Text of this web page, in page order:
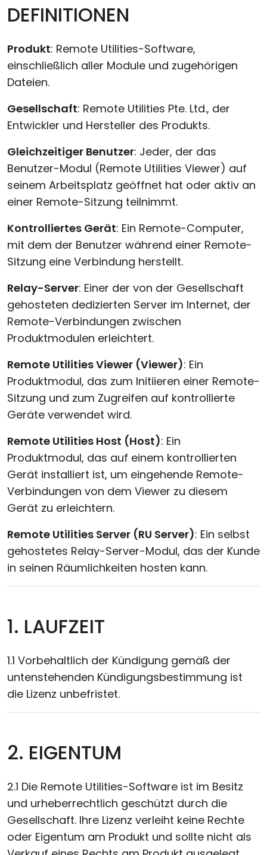
DEFINITIONEN
Produkt: Remote Utilities-Software,
einschließlich aller Module und zugehörigen
Dateien.
Gesellschaft: Remote Utilities Pte. Ltd., der
Entwickler und Hersteller des Produkts.
Gleichzeitiger Benutzer: Jeder, der das
Benutzer-Modul (Remote Utilities Viewer) auf
seinem Arbeitsplatz geöffnet hat oder aktiv an
einer Remote-Sitzung teilnimmt.
Kontrolliertes Gerät: Ein Remote-Computer,
mit dem der Benutzer während einer Remote-
Sitzung eine Verbindung herstellt.
Relay-Server: Einer der von der Gesellschaft
gehosteten dedizierten Server im Internet, der
Remote-Verbindungen zwischen
Produktmodulen erleichtert.
Remote Utilities Viewer (Viewer): Ein
Produktmodul, das zum Initiieren einer Remote-
Sitzung und zum Zugreifen auf kontrollierte
Geräte verwendet wird.
Remote Utilities Host (Host): Ein
Produktmodul, das auf einem kontrollierten
Gerät installiert ist, um eingehende Remote-
Verbindungen von dem Viewer zu diesem
Gerät zu erleichtern.
Remote Utilities Server (RU Server): Ein selbst
gehostetes Relay-Server-Modul, das der Kunde
in seinen Räumlichkeiten hosten kann.
1. LAUFZEIT
1.1 Vorbehaltlich der Kündigung gemäß der
untenstehenden Kündigungsbestimmung ist
die Lizenz unbefristet.
2. EIGENTUM
2.1 Die Remote Utilities-Software ist im Besitz
und urheberrechtlich geschützt durch die
Gesellschaft. Ihre Lizenz verleiht keine Rechte
oder Eigentum am Produkt und sollte nicht als